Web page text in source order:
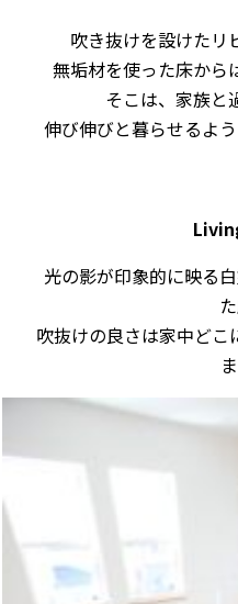
吹き抜けを設けたリ
無垢材を使った床から
そこは、家族と
伸び伸びと暮らせるよ
光の影が印象的に映る
吹抜けの良さは家中ど